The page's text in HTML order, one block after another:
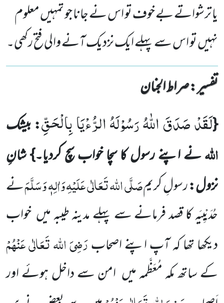
یا ترشواتے بے خوف تو اس نے جانا جو تمہیں معلوم
نہیں تو اس سے پہلے ایک نزدیک آنے والی فتح رکھی۔
تفسیر : ‎صراط الجنان
{لَقَدْ صَدَقَ اللّٰهُ رَسُوْلَهُ الرُّءْیَا بِالْحَقِّ: بیشک
اللہنے اپنے رسول کا سچا خواب سچ کردیا۔}شانِ
نزول:رسولِکریمصَلَّی اللہ تَعَالٰی عَلَیْہِ وَاٰلِہٖ وَسَلَّمَنے
حُدَیْبِیَہ کا قصد فرمانے سے پہلے مدینہ طیبہ میںخواب
دیکھا تھا کہ آپ اپنے اصحابرَضِیَ اللہ تَعَالٰی عَنْہُمْ
کے ساتھ مکہ مُعَظَّمہ میں امن سے داخل ہوئے اور